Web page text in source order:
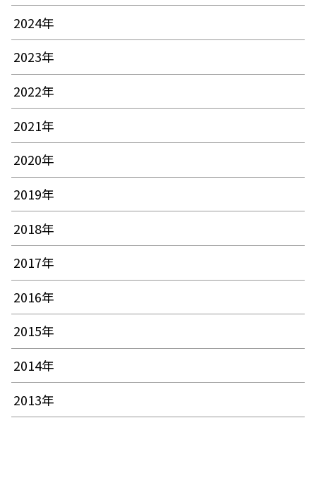
2024年
2023年
2022年
2021年
2020年
2019年
2018年
2017年
2016年
2015年
2014年
2013年